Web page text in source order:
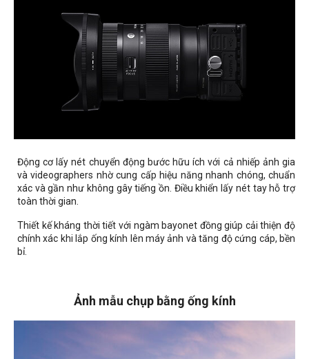
Động cơ lấy nét chuyển động bước hữu ích với cả nhiếp ảnh gia
và videographers nhờ cung cấp hiệu năng nhanh chóng, chuẩn
xác và gần như không gây tiếng ồn. Điều khiển lấy nét tay hỗ trợ
toàn thời gian.
Thiết kế kháng thời tiết với ngàm bayonet đồng giúp cải thiện độ
chính xác khi lắp ống kính lên máy ảnh và tăng độ cứng cáp, bền
bỉ.
Ảnh mẫu chụp bằng ống kính